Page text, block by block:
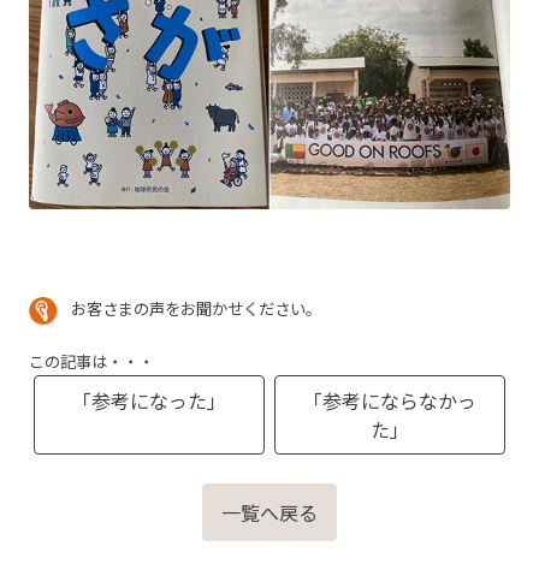
お客さまの声をお聞かせください。
この記事は・・・
「参考になった」
「参考にならなかっ
た」
一覧へ戻る